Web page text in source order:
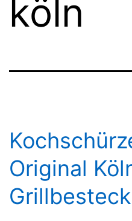
köln
Original
Grillbesteck